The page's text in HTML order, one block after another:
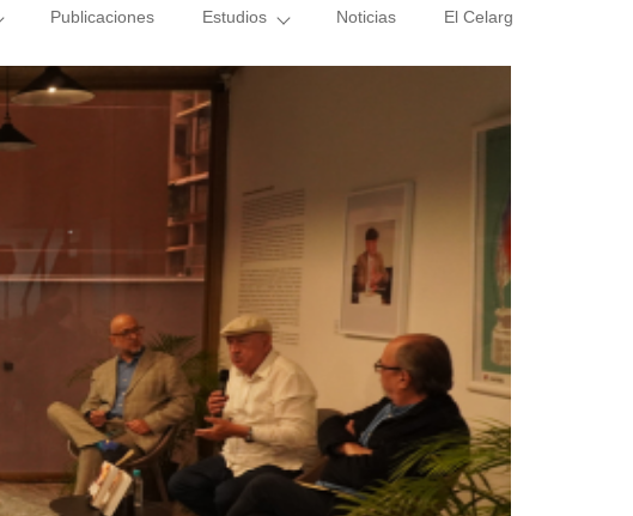
Publicaciones Estudios Noticias El Celarg